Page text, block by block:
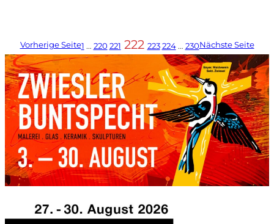
Vorherige Seite1 … 220 221 222 223 224 … 230Nächste Seite